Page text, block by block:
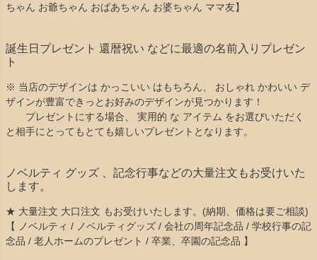
ちゃん お爺ちゃん おばあちゃん お婆ちゃん ママ友】
誕生日プレゼント 還暦祝い などに最適の名前入りプレゼン
ト
※ 当店のデザインは かっこいい はもちろん、 おしゃれ かわいい デ
ザインが豊富できっとお好みのデザインが見つかります！
プレゼントにする場合、 実用的 な アイテム をお選びいただく
と相手にとってもとても嬉しいプレゼントとなります。
ノベルティ グッズ 、記念行事などの大量注文もお受けいた
します。
★ 大量注文 大口注文 もお受けいたします。(納期、価格は要ご相談)
【 ノベルティ / ノベルティグッズ / 会社の周年記念品 / 学校行事の記
念品 / 老人ホームのプレゼント / 卒業、卒園の記念品 】